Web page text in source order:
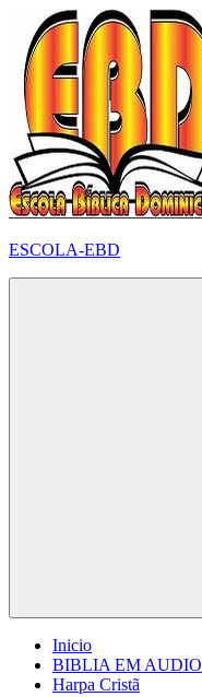
para
conteúdo
ESCOLA-EBD
Inicio
BIBLIA EM AUDIO
Harpa Cristã